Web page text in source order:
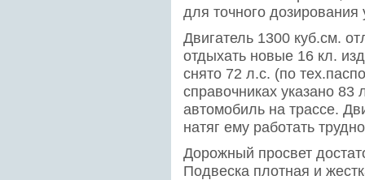
для точного
Двигатель 1300 куб.см.
отдыхать новые 16 кл.
снято 72 л.с. (по
справочниках указано
автомобиль на трассе.
натяг ему работать
Дорожный просвет
Подвеска плотная и